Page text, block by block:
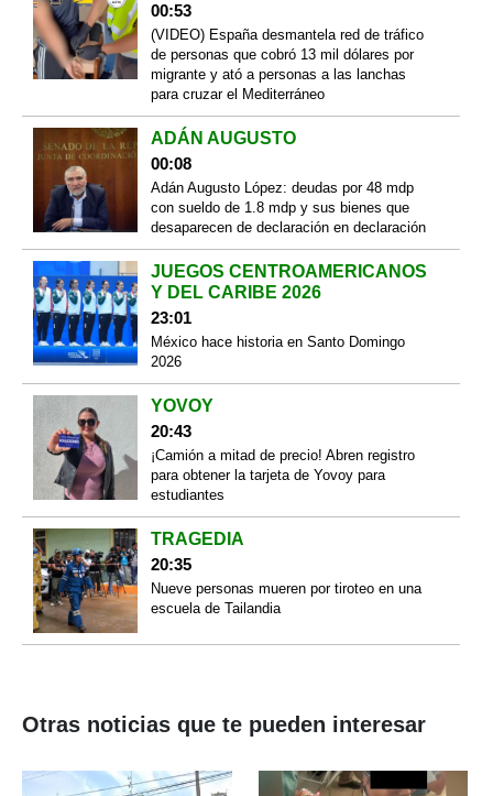
00:53
(VIDEO) España desmantela red de tráfico
de personas que cobró 13 mil dólares por
migrante y ató a personas a las lanchas
para cruzar el Mediterráneo
ADÁN AUGUSTO
00:08
Adán Augusto López: deudas por 48 mdp
con sueldo de 1.8 mdp y sus bienes que
desaparecen de declaración en declaración
JUEGOS CENTROAMERICANOS
Y DEL CARIBE 2026
23:01
México hace historia en Santo Domingo
2026
YOVOY
20:43
¡Camión a mitad de precio! Abren registro
para obtener la tarjeta de Yovoy para
estudiantes
TRAGEDIA
20:35
Nueve personas mueren por tiroteo en una
escuela de Tailandia
Otras noticias que te pueden interesar